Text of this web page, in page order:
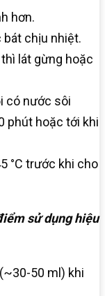
hơn.
bát chịu nhiệt.
lát gừng hoặc
có nước sôi
phút hoặc tới khi
°C trước khi cho
sử dụng hiệu
50 ml) khi